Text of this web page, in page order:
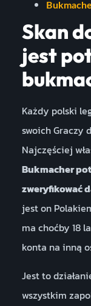
Skan
jest
Każdy polski
swoich Graczy
Najczęściej
Bukmacher
zweryfikować
jest on
ma choćby 18
konta na inną
Jest to
wszystkim